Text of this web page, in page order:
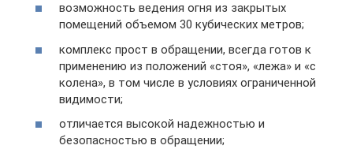
возможность ведения огня из закрытых
помещений объемом 30 кубических метров;
комплекс прост в обращении, всегда готов к
применению из положений «стоя», «лежа» и «с
колена», в том числе в условиях ограниченной
видимости;
отличается высокой надежностью и
безопасностью в обращении;